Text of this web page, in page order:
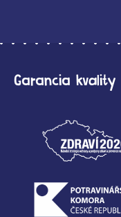
Garancia kvality